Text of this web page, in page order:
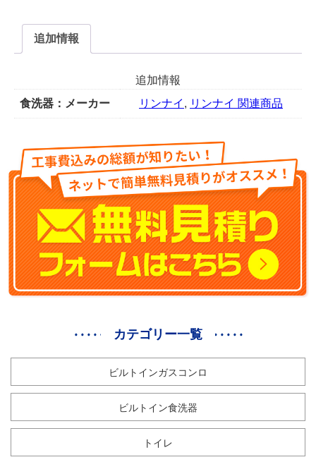
KWP-
454K-
下
部
ャ
ビ
ネ
ッ
ト
だ
け
の
販
可。
追加情報
追加情報
食洗器：メーカー
リンナイ , リンナイ 関連商品
カテゴリー一覧
ビルトインガスコンロ
ビルトイン食洗器
トイレ